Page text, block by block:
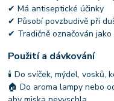
✔ Má antiseptické účinky
✔ Působí povzbudivě při
✔ Tradičně označován jako
Použití a dávkování
🕯 Do svíček, mýdel, vosků,
🏠 Do aroma lampy nebo